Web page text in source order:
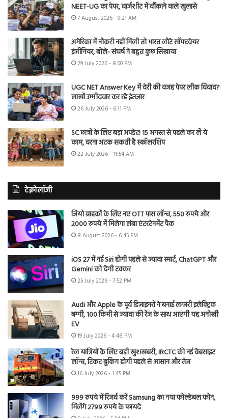
NEET-UG का पेपर, चार्जशीट में चौंकाने वाले खुलासे
7 August 2026 - 9:21 AM
अमेरिका में नौकरी नहीं मिली तो भारत लौटे सॉफ्टवेयर
इंजीनियर, बोले- संघर्ष ने बहुत कुछ सिखाया
29 July 2026 - 8:00 PM
UGC NET Answer Key में देरी की वजह पेपर लीक विवाद?
लाखों उम्मीदवार कर रहे इंतजार
26 July 2026 - 6:11 PM
SC छात्रों के लिए बड़ा अपडेट! 15 अगस्त से पहले कर लें ये
काम, वरना अटक सकती है स्कॉलरशिप
22 July 2026 - 11:54 AM
टेक्नोलॉजी
जियो ग्राहकों के लिए नए OTT पास लॉन्च, 550 रुपये और
2000 रुपये में मिलेगा लंबा एंटरटेनमेंट पैक
8 August 2026 - 6:45 PM
iOS 27 में नई Siri होगी पहले से ज्यादा स्मार्ट, ChatGPT और
Gemini को देगी टक्कर
25 July 2026 - 7:52 PM
Audi और Apple के पूर्व डिजाइनरों ने बनाई लग्जरी इलेक्ट्रिक
बग्गी, 100 किमी से ज्यादा की रेंज के साथ आएगी यह अनोखी
EV
19 July 2026 - 4:48 PM
रेल यात्रियों के लिए बड़ी खुशखबरी, IRCTC की नई वेबसाइट
लॉन्च, टिकट बुकिंग होगी पहले से आसान और तेज
16 July 2026 - 1:45 PM
999 रुपये में रिजर्व करें Samsung का नया फोल्डेबल फोन,
मिलेंगे 2799 रुपये के फायदे